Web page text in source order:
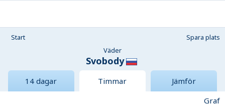
Start
Spara plats
Väder
Svobody
14 dagar Timmar
Jämför
Graf